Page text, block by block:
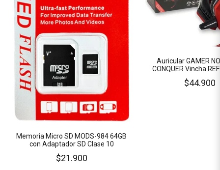
Memoria Micro SD MODS-984 64GB
con Adaptador SD Clase 10
$21.900
Auricular GAMER
CONQUER Vincha
Micrófono Luces LED
PREMIUM
$44.900